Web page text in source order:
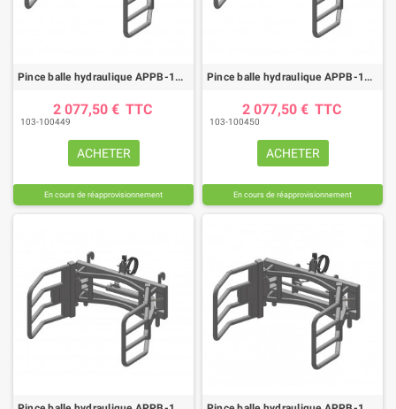
Pince balle hydraulique APPB-180 CT attelage CATERPILLAR
2 077,50 € TTC
103-100449
ACHETER
En cours de réapprovisionnement
Pince balle hydraulique APPB-180 CT attelage JCB ETROIT
2 077,50 € TTC
103-100450
ACHETER
En cours de réapprovisionnement